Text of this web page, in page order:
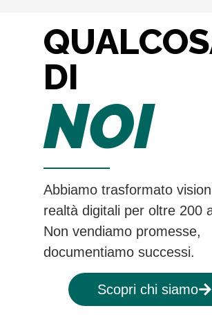
DI
NOI
Abbiamo trasformato
realtà digitali per oltre 200
Non vendiamo promesse,
documentiamo successi.
Scopri chi siamo